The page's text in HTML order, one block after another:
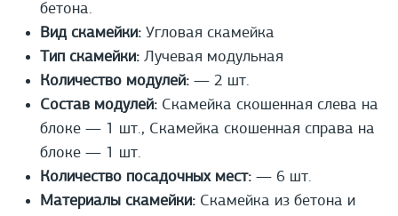
бетона.
Вид скамейки: Угловая скамейка
Тип скамейки: Лучевая модульная
Количество модулей: — 2 шт.
Состав модулей: Скамейка скошенная слева на
блоке — 1 шт., Скамейка скошенная справа на
блоке — 1 шт.
Количество посадочных мест: — 6 шт.
Материалы скамейки: Скамейка из бетона и